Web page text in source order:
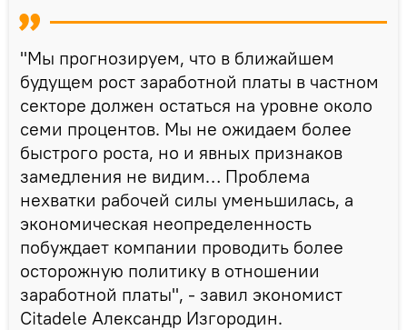
"Мы прогнозируем, что в ближайшем
будущем рост заработной платы в частном
секторе должен остаться на уровне около
семи процентов. Мы не ожидаем более
быстрого роста, но и явных признаков
замедления не видим… Проблема
нехватки рабочей силы уменьшилась, а
экономическая неопределенность
побуждает компании проводить более
осторожную политику в отношении
заработной платы", - завил экономист
Citadele Александр Изгородин.